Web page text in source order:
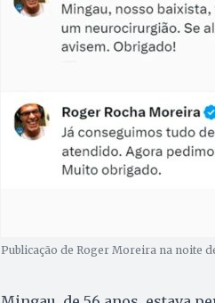
Publicação de Roger Moreira na noite